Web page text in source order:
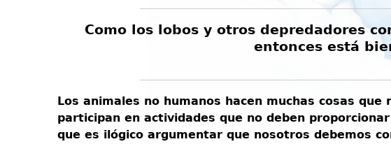
Como los lobos y otros depredadores
entonces está
Los animales no humanos hacen muchas cosas
participan en actividades que no deben
que es ilógico argumentar que nosotros debemos